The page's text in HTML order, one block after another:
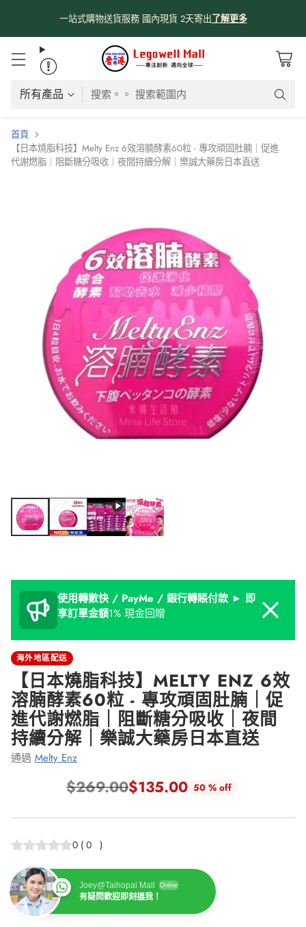
一站式購物送貨服務 國內現貨 2天寄出了解更多
搜索。。 搜索範圍内
首頁
【日本燒脂科技】Melty Enz 6效溶腩酵素60粒 - 專攻頑固肚腩｜促進
代謝燃脂｜阻斷糖分吸收｜夜間持續分解｜樂誠大藥房日本直送
使用轉數快 / PayMe / 銀行轉賬付款 ► 即
享訂單金額1% 現金回贈
Dismiss
海外地區配送
【日本燒脂科技】MELTY ENZ 6效
溶腩酵素60粒 - 專攻頑固肚腩｜促
進代謝燃脂｜阻斷糖分吸收｜夜間
持續分解｜樂誠大藥房日本直送
通過 Melty Enz
正
常
價
$269.00$135.00 50 % off
0 ( 0 )
Joey@Taihopai Mall Online
有疑問歡迎即刻搵我！